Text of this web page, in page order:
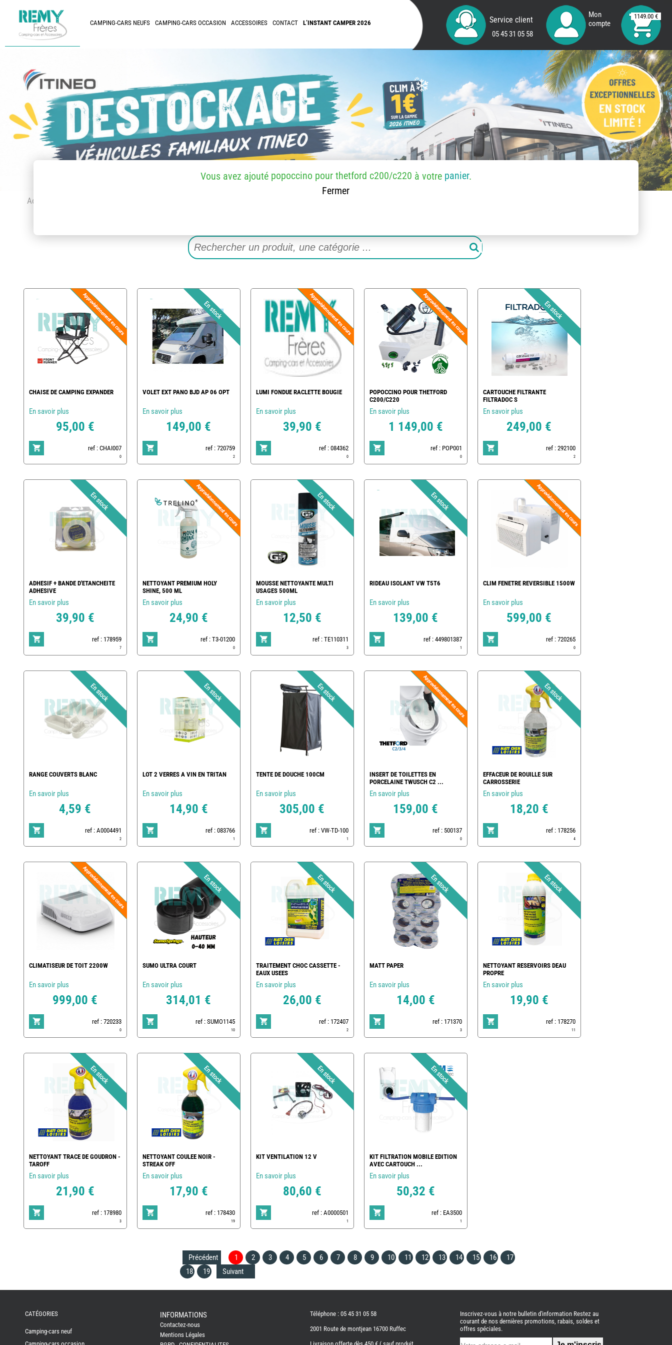
CAMPING-CARS NEUFS CAMPING-CARS OCCASION ACCESSOIRES CONTACT L’INSTANT CAMPER 2026 Service client
05 45 31 05 58
Mon
compte
1149.00 €
Accueil
Vous avez ajouté popoccino pour thetford c200/c220 à votre panier.
Fermer
CHAISE DE CAMPING EXPANDER
En savoir plus
95,00 €
ref : CHAI007
0
VOLET EXT PANO BJD AP 06 OPT
En savoir plus
149,00 €
ref : 720759
2
LUMI FONDUE RACLETTE BOUGIE
En savoir plus
39,90 €
ref : 084362
0
POPOCCINO POUR THETFORD
C200/C220
En savoir plus
1 149,00 €
ref : POP001
0
CARTOUCHE FILTRANTE
FILTRADOC S
En savoir plus
249,00 €
ref : 292100
2
ADHESIF + BANDE D'ETANCHEITE
ADHESIVE
En savoir plus
39,90 €
ref : 178959
7
NETTOYANT PREMIUM HOLY
SHINE, 500 ML
En savoir plus
24,90 €
ref : T3-01200
0
MOUSSE NETTOYANTE MULTI
USAGES 500ML
En savoir plus
12,50 €
ref : TE110311
3
RIDEAU ISOLANT VW T5T6
En savoir plus
139,00 €
ref : 449801387
1
CLIM FENETRE REVERSIBLE 1500W
En savoir plus
599,00 €
ref : 720265
0
RANGE COUVERTS BLANC
En savoir plus
4,59 €
ref : A0004491
2
LOT 2 VERRES A VIN EN TRITAN
En savoir plus
14,90 €
ref : 083766
1
TENTE DE DOUCHE 100CM
En savoir plus
305,00 €
ref : VW-TD-100
1
INSERT DE TOILETTES EN
PORCELAINE TWUSCH C2 ...
En savoir plus
159,00 €
ref : 500137
0
EFFACEUR DE ROUILLE SUR
CARROSSERIE
En savoir plus
18,20 €
ref : 178256
4
CLIMATISEUR DE TOIT 2200W
En savoir plus
999,00 €
ref : 720233
0
SUMO ULTRA COURT
En savoir plus
314,01 €
ref : SUMO1145
10
TRAITEMENT CHOC CASSETTE -
EAUX USEES
En savoir plus
26,00 €
ref : 172407
2
MATT PAPER
En savoir plus
14,00 €
ref : 171370
3
NETTOYANT RESERVOIRS DEAU
PROPRE
En savoir plus
19,90 €
ref : 178270
11
NETTOYANT TRACE DE GOUDRON -
TAROFF
En savoir plus
21,90 €
ref : 178980
3
NETTOYANT COULEE NOIR -
STREAK OFF
En savoir plus
17,90 €
ref : 178430
19
KIT VENTILATION 12 V
En savoir plus
80,60 €
ref : A0000501
1
KIT FILTRATION MOBILE EDITION
AVEC CARTOUCH ...
En savoir plus
50,32 €
ref : EA3500
1
Précédent 1 2 3 4 5 6 7 8 9 10 11 12 13 14 15 16
17
18
19 Suivant
FRERESCATÉGORIES
Camping-cars neuf
INFORMATIONS
Contactez-nous
Mentions Légales
Téléphone : 05 45 31 05 58
2001 Route de montjean 16700 Ruffec
Inscrivez-vous à notre bulletin d'information Restez au
courant de nos dernières promotions, rabais, soldes et
offres spéciales.